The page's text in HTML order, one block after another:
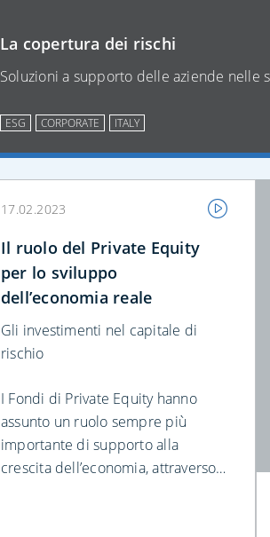
La copertura dei rischi
Soluzioni a supporto delle aziende nelle
ESG CORPORATE ITALY
17.02.2023
Il ruolo del Private Equity
per lo sviluppo
dell’economia reale
Gli investimenti nel capitale di
rischio
I Fondi di Private Equity hanno
assunto un ruolo sempre più
importante di supporto alla
crescita dell’economia, attraverso i